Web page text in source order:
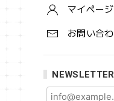
マイページ
お問い合
NEWSLETTER